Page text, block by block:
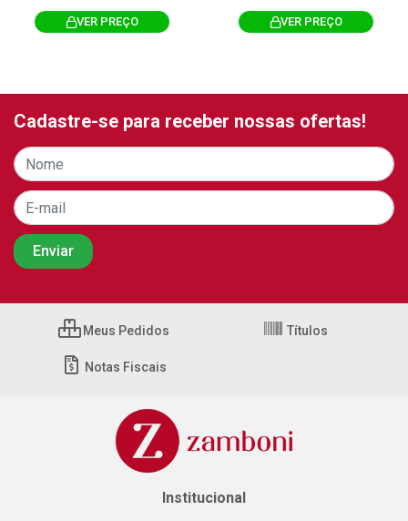
VER PREÇO VER PREÇO
Cadastre-se para receber nossas ofertas!
Meus Pedidos Títulos
Notas Fiscais
Institucional